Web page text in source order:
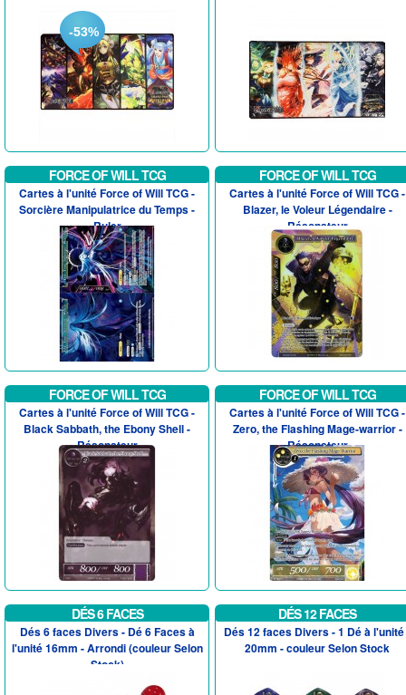
-53%
FORCE OF WILL TCG
Cartes à l'unité Force of Will TCG -
Sorcière Manipulatrice du Temps -
Ruler
FORCE OF WILL TCG
Cartes à l'unité Force of Will TCG -
Blazer, le Voleur Légendaire -
Résonateur
FORCE OF WILL TCG
Cartes à l'unité Force of Will TCG -
Black Sabbath, the Ebony Shell -
Résonateur
FORCE OF WILL TCG
Cartes à l'unité Force of Will TCG -
Zero, the Flashing Mage-warrior -
Résonateur
DÉS 6 FACES
Dés 6 faces Divers - Dé 6 Faces à
l'unité 16mm - Arrondi (couleur Selon
Stock)
DÉS 12 FACES
Dés 12 faces Divers - 1 Dé à
20mm - couleur Selon Stock